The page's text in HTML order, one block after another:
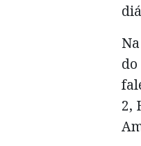
2,